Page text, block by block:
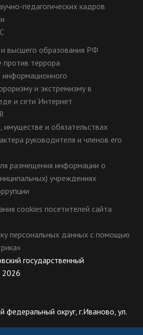
педагогических кадров
высшего образования РФ
против террора
и экстремизму в
и сети Интернет
и обязательствах
руководителя и членов его
размещения информации о
учреждениях
cookies посетителей сайта
персональных данных с помощью
государственный
2026
федеральный округ, г.Иваново, ул.